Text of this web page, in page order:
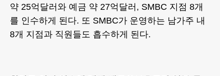
약 25억달러와 예금 약 27억달러, SMBC 지점 8개
를 인수하게 된다. 또 SMBC가 운영하는 남가주 내
8개 지점과 직원들도 흡수하게 된다.